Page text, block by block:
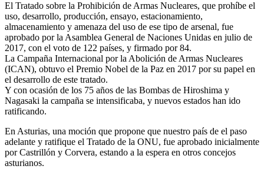
El Tratado sobre la Prohibición de Armas Nucleares, que prohíbe el
uso, desarrollo, producción, ensayo, estacionamiento,
almacenamiento y amenaza del uso de ese tipo de arsenal, fue
aprobado por la Asamblea General de Naciones Unidas en julio de
2017, con el voto de 122 países, y firmado por 84.
La Campaña Internacional por la Abolición de Armas Nucleares
(ICAN), obtuvo el Premio Nobel de la Paz en 2017 por su papel en
el desarrollo de este tratado.
Y con ocasión de los 75 años de las Bombas de Hiroshima y
Nagasaki la campaña se intensificaba, y nuevos estados han ido
ratificando.
En Asturias, una moción que propone que nuestro país de el paso
adelante y ratifique el Tratado de la ONU, fue aprobado inicialmente
por Castrillón y Corvera, estando a la espera en otros concejos
asturianos.